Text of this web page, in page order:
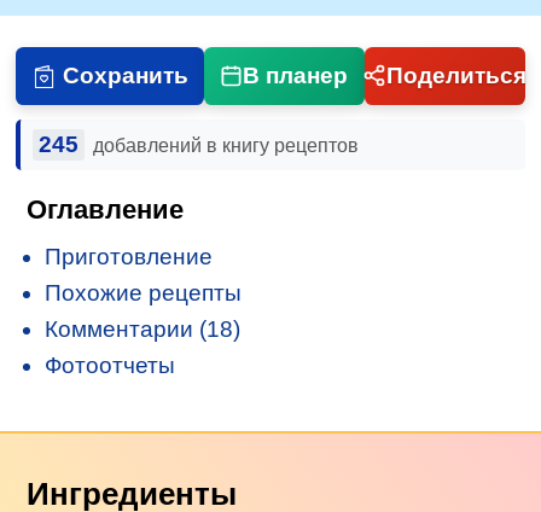
Сохранить В планер Поделиться
245 добавлений в книгу рецептов
Оглавление
Приготовление
Похожие рецепты
Комментарии (18)
Фотоотчеты
Ингредиенты